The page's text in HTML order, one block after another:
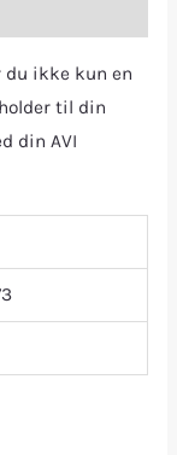
du ikke kun en
til din
din AVI